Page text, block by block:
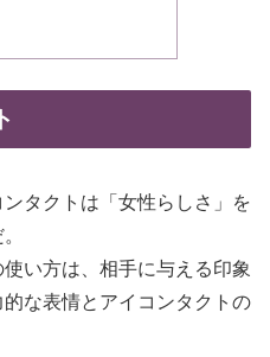
タクトは「女性らしさ」を
い方は、相手に与える印象
な表情とアイコンタクトの